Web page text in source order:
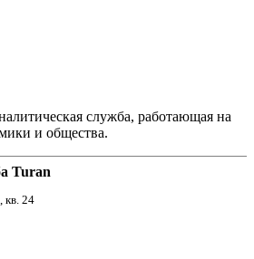
служба, работающая на
и общества.
Turan
кв. 24